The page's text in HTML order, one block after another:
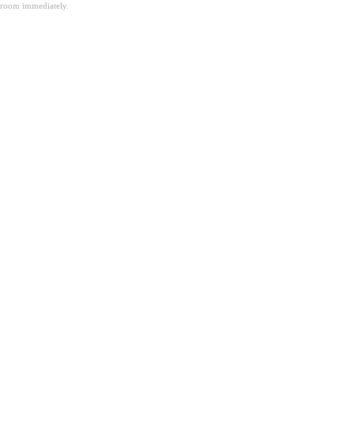
room immediately.